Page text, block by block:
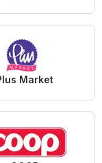
Market